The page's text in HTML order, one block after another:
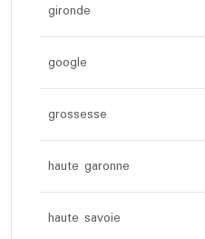
gironde
google
grossesse
haute garonne
haute savoie